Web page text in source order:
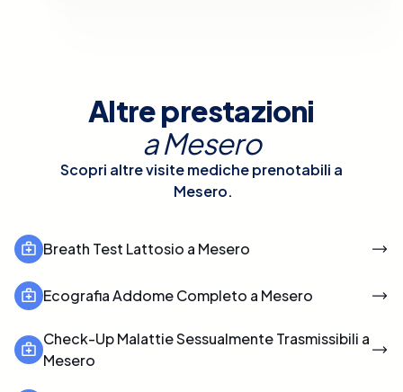
Altre prestazioni
aMesero
Scopri altre visite mediche prenotabili a
Mesero.
Breath Test Lattosio a Mesero
Ecografia Addome Completo a Mesero
Check-Up Malattie Sessualmente Trasmissibili a
Mesero